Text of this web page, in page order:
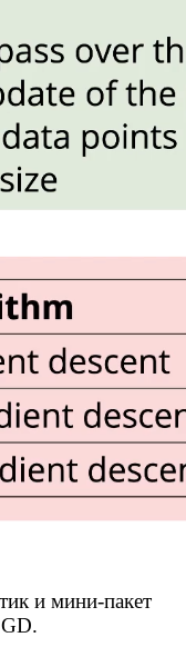
и мини-пакет